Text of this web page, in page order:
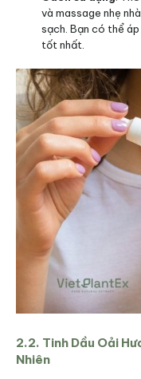
và massage nhẹ
sạch. Bạn có thể
tốt nhất.
2.2. Tinh Dầu Oải
Nhiên